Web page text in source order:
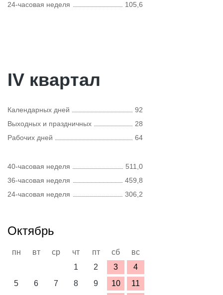
24-часовая неделя
105,6
IV квартал
Календарных дней
92
Выходных и праздничных
28
Рабочих дней
64
40-часовая неделя
511,0
36-часовая неделя
459,8
24-часовая неделя
306,2
Октябрь
пн вт ср чт пт сб
вс
1
2 3
4
5
6 7 8 9 10
11